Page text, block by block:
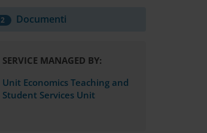
2 Documenti
SERVICE MANAGED BY:
Unit Economics Teaching and
Student Services Unit